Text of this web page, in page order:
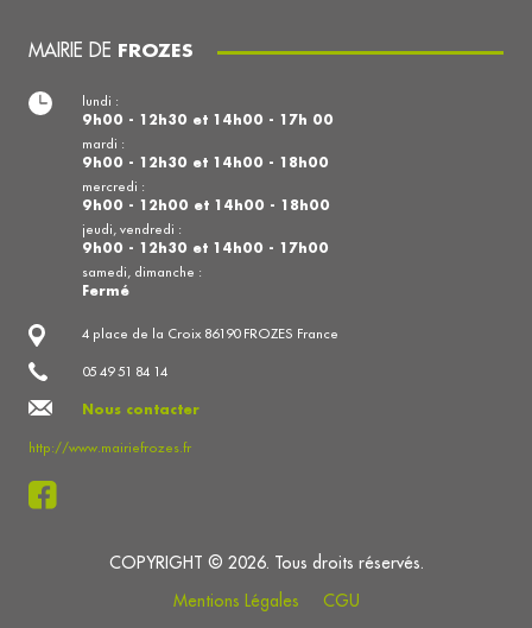
MAIRIE DE FROZES
4 place de la Croix 86190 FROZES France
05 49 51 84 14
Nous contacter
http://www.mairiefrozes.fr
lundi :
9h00 - 12h30 et 14h00 - 17h 00
mardi :
9h00 - 12h30 et 14h00 - 18h00
mercredi :
9h00 - 12h00 et 14h00 - 18h00
jeudi, vendredi :
9h00 - 12h30 et 14h00 - 17h00
samedi, dimanche :
Fermé
COPYRIGHT © 2026. Tous droits réservés.
Mentions Légales
CGU